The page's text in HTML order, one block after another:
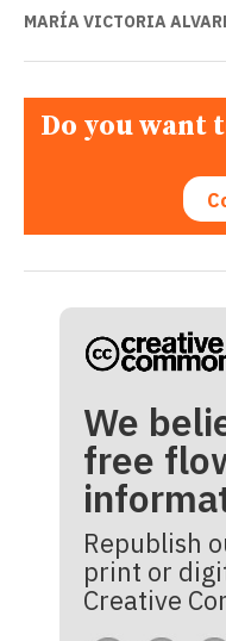
MARÍA VICTORIA
Do you want
We
free
Republish
print or
Creative